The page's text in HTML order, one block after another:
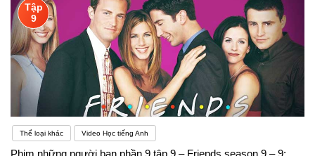
Tập
9
Thể loại khác Video Học tiếng Anh
Phim những người bạn phần 9 tập 9 – Friends season 9 – 9: